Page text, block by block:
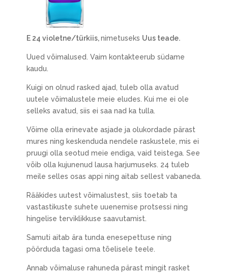
E 24 violetne/türkiis,nimetuseks Uus teade.
Uued võimalused. Vaim kontakteerub südame
kaudu.
Kuigi on olnud rasked ajad, tuleb olla avatud
uutele võimalustele meie eludes. Kui me ei ole
selleks avatud, siis ei saa nad ka tulla.
Võime olla erinevate asjade ja olukordade pärast
mures ning keskenduda nendele raskustele, mis ei
pruugi olla seotud meie endiga, vaid teistega. See
võib olla kujunenud lausa harjumuseks. 24 tuleb
meile selles osas appi ning aitab sellest vabaneda.
Rääkides uutest võimalustest, siis toetab ta
vastastikuste suhete uuenemise protsessi ning
hingelise terviklikkuse saavutamist.
Samuti aitab ära tunda enesepettuse ning
pöörduda tagasi oma tõelisele teele.
Annab võimaluse rahuneda pärast mingit rasket